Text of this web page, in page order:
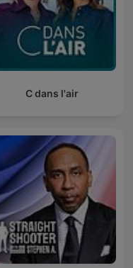
C dans l'air